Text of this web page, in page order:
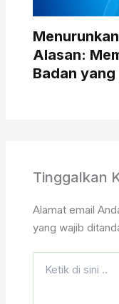
Alasan:
Badan
Tinggalkan
Alamat email
yang wajib